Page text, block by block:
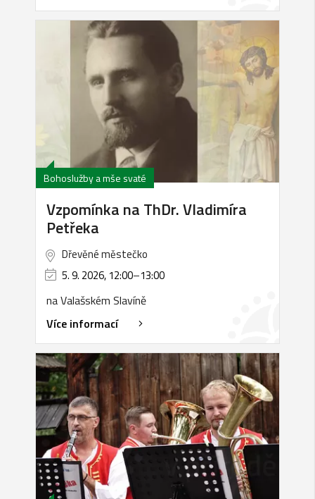
Bohoslužby a mše svaté
Vzpomínka na ThDr. Vladimíra
Petřeka
Dřevěné městečko
5. 9. 2026, 12:00–13:00
na Valašském Slavíně
Více informací